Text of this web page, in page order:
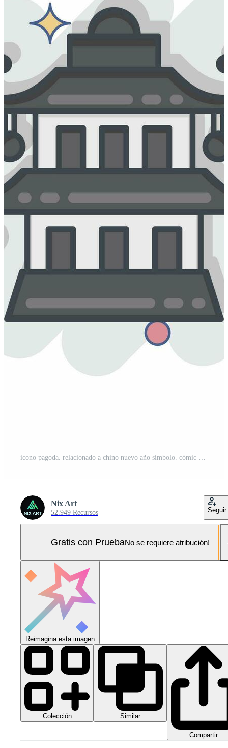
icono pagoda. relacionado a chino nuevo año símbolo. cómic estilo. sencillo diseño editable Pro Vector y Pro SVG
Nix Art
52.949 Recursos Seguir
Gratis con PruebaNo se requiere atribución!
Reimagina esta imagen
Colección Similar
Compartir